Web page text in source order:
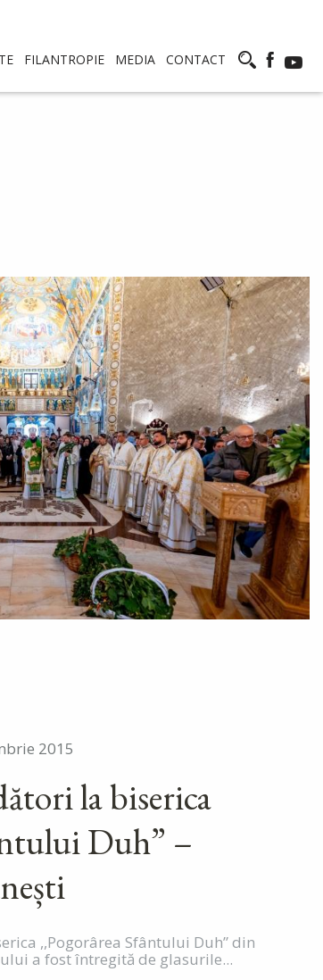
FILANTROPIE MEDIA CONTACT
2015
la biserica
Duh” –
,,Pogorârea Sfântului Duh” din
a fost întregită de glasurile...